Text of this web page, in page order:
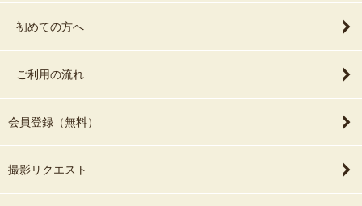
初めての方へ
ご利用の流れ
会員登録（無料）
撮影リクエスト